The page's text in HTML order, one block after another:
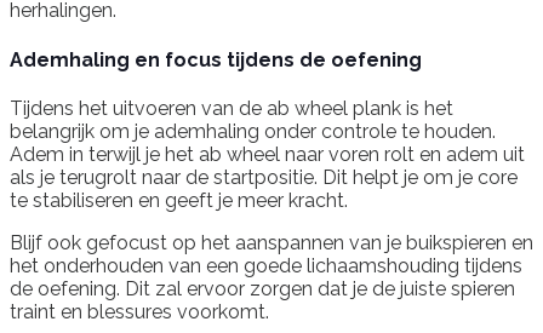
herhalingen.
Ademhaling en focus tijdens de oefening
Tijdens het uitvoeren van de ab wheel plank is het
belangrijk om je ademhaling onder controle te houden.
Adem in terwijl je het ab wheel naar voren rolt en adem uit
als je terugrolt naar de startpositie. Dit helpt je om je core
te stabiliseren en geeft je meer kracht.
Blijf ook gefocust op het aanspannen van je buikspieren en
het onderhouden van een goede lichaamshouding tijdens
de oefening. Dit zal ervoor zorgen dat je de juiste spieren
traint en blessures voorkomt.